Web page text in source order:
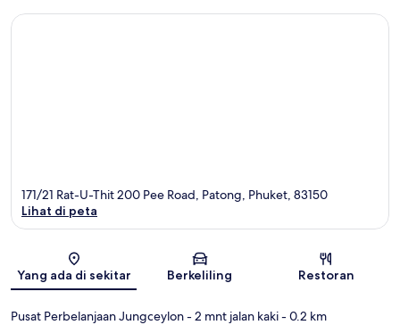
Peta
171/21 Rat-U-Thit 200 Pee Road, Patong, Phuket, 83150
Lihat di peta
Yang ada di sekitar Berkeliling Restoran
Pusat Perbelanjaan Jungceylon- 2 mnt jalan kaki- 0.2 km